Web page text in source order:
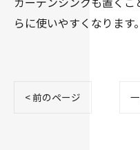
らに使いやすくなります。
< 前のページ